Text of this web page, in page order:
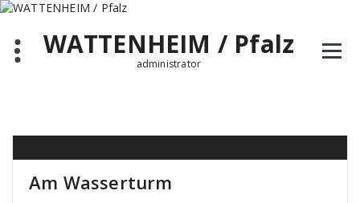
Zum
springenWATTENHEIM / Pfalz
administrator
Am Wasserturm